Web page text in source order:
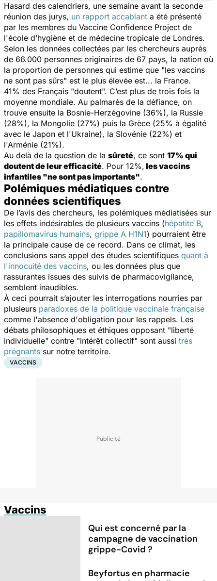
Hasard des calendriers, une semaine avant la seconde
réunion des jurys, un rapport accablant a été présenté
par les membres du Vaccine Confidence Project de
l'école d’hygiène et de médecine tropicale de Londres.
Selon les données collectées par les chercheurs auprès
de 66.000 personnes originaires de 67 pays, la nation où
la proportion de personnes qui estime que "les vaccins
ne sont pas sûrs" est le plus élevée est... la France.
41% des Français "doutent". C’est plus de trois fois la
moyenne mondiale. Au palmarès de la défiance, on
trouve ensuite la Bosnie-Herzégovine (36%), la Russie
(28%), la Mongolie (27%) puis la Grèce (25% à égalité
avec le Japon et l'Ukraine), la Slovénie (22%) et
l'Arménie (21%).
Au delà de la question de la sûreté, ce sont 17% qui
doutent de leur efficacité. Pour 12%, les vaccins
infantiles "ne sont pas importants".
Polémiques médiatiques contre
données scientifiques
De l’avis des chercheurs, les polémiques médiatisées sur
les effets indésirables de plusieurs vaccins (hépatite B,
papillomavirus humains, grippe A H1N1) pourraient être
la principale cause de ce record. Dans ce climat, les
conclusions sans appel des études scientifiques quant à
l'innocuité des vaccins, ou les données plus que
rassurantes issues des suivis de pharmacovigilance,
semblent inaudibles.
À ceci pourrait s’ajouter les interrogations nourries par
plusieurs paradoxes de la politique vaccinale française
comme l'absence d'obligation pour les rappels. Les
débats philosophiques et éthiques opposant "liberté
individuelle" contre "intérêt collectif" sont aussi très
prégnants sur notre territoire.
VACCINS
Vaccins
Qui est concerné par la
campagne de vaccination
grippe-Covid ?
Beyfortus en pharmacie